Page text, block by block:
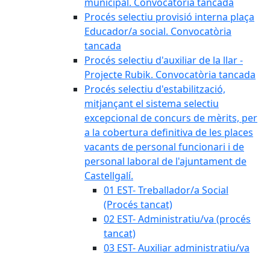
Procés selectiu provisió interna plaça
Educador/a social. Convocatòria
tancada
Procés selectiu d'auxiliar de la llar -
Projecte Rubik. Convocatòria tancada
Procés selectiu d'estabilització,
mitjançant el sistema selectiu
excepcional de concurs de mèrits, per
a la cobertura definitiva de les places
vacants de personal funcionari i de
personal laboral de l'ajuntament de
Castellgalí.
01 EST- Treballador/a Social
(Procés tancat)
02 EST- Administratiu/va (procés
tancat)
03 EST- Auxiliar administratiu/va